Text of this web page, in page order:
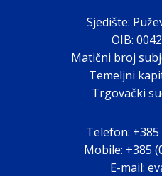
Sjedište:
OIB:
Matični broj
Temeljni
Trgovački
Telefon: +385
Mobile: +385
E-mail: